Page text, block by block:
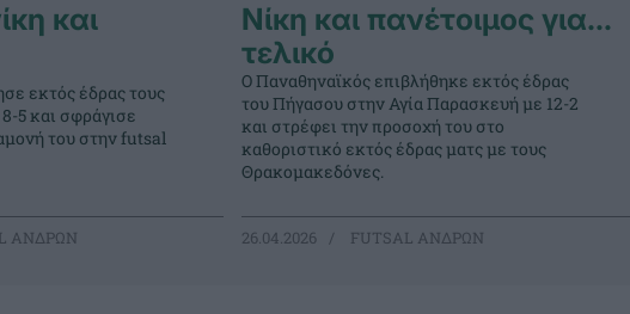
και
εκτός έδρας τους
5 και σφράγισε
του στην futsal
ΑΝΔΡΩΝ
Νίκη και πανέτοιμος για…
τελικό
Ο Παναθηναϊκός επιβλήθηκε εκτός έδρας
του Πήγασου στην Αγία Παρασκευή με 12-2
και στρέφει την προσοχή του στο
καθοριστικό εκτός έδρας ματς με τους
Θρακομακεδόνες.
26.04.2026 FUTSAL ΑΝΔΡΩΝ